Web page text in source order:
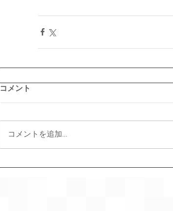
コメント
コメントを追加…